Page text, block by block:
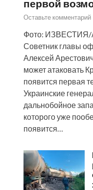
первой
Оставьте комментарий
Фото: ИЗВЕСТИЯ/
Советник главы
Алексей
может атаковать
появится первая
Украинские
дальнобойное
которого уже
появится…